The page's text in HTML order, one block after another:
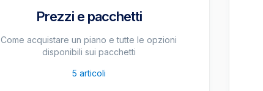
Prezzi e pacchetti
Come acquistare un piano e tutte le opzioni
disponibili sui pacchetti
5 articoli